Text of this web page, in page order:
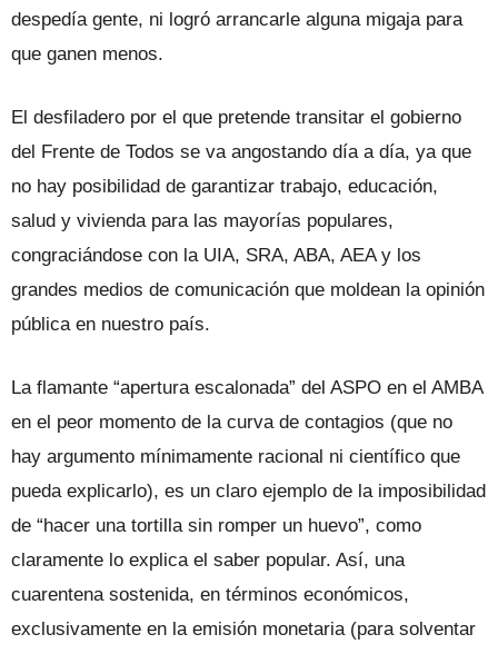
despedía gente, ni logró arrancarle alguna migaja para
que ganen menos.
El desfiladero por el que pretende transitar el gobierno
del Frente de Todos se va angostando día a día, ya que
no hay posibilidad de garantizar trabajo, educación,
salud y vivienda para las mayorías populares,
congraciándose con la UIA, SRA, ABA, AEA y los
grandes medios de comunicación que moldean la opinión
pública en nuestro país.
La flamante “apertura escalonada” del ASPO en el AMBA
en el peor momento de la curva de contagios (que no
hay argumento mínimamente racional ni científico que
pueda explicarlo), es un claro ejemplo de la imposibilidad
de “hacer una tortilla sin romper un huevo”, como
claramente lo explica el saber popular. Así, una
cuarentena sostenida, en términos económicos,
exclusivamente en la emisión monetaria (para solventar